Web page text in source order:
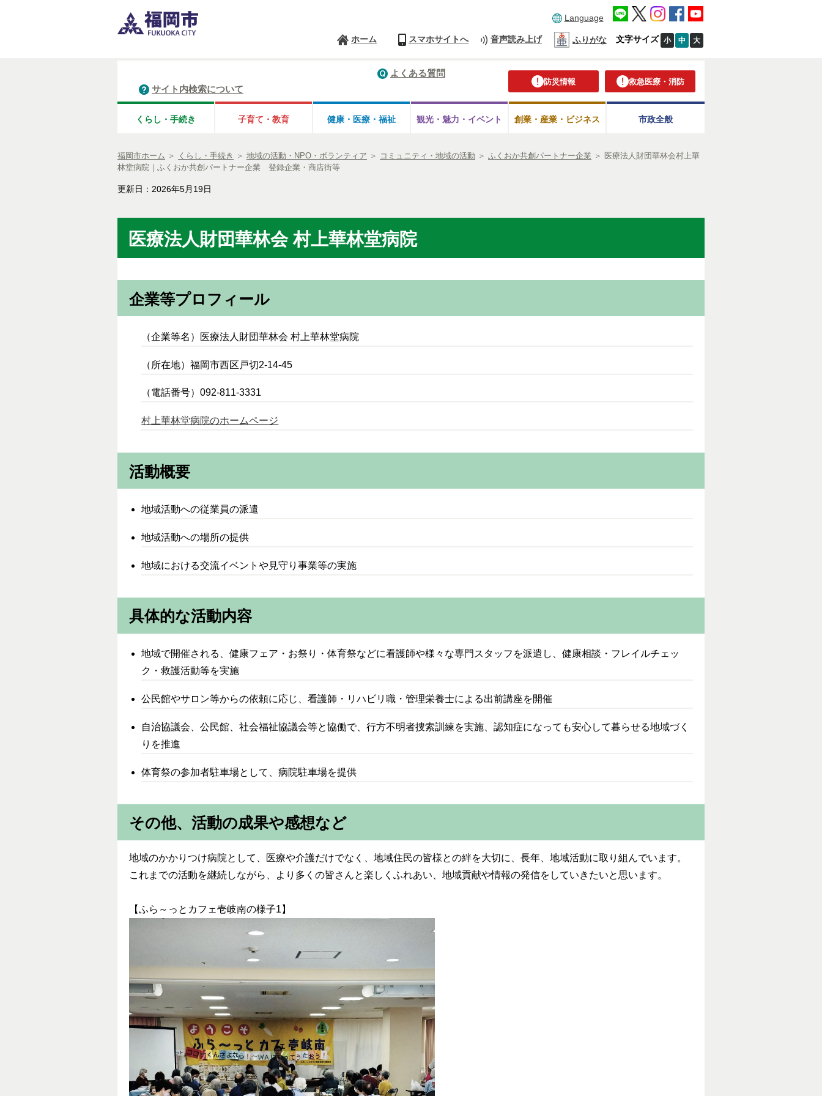
Language
ホーム スマホサイトへ 音声読み上げ ふりがな 文字サイズ 小 中 大
防災情報 救急医療・消防
よくある質問
サイト内検索について
くらし・手続き 子育て・教育 健康・医療・ 福祉 観光・魅力・ イベント 創業・産業・ビジネス 市政全般
福岡市ホーム ＞ くらし・手続き ＞ 地域の活動・NPO・ボランティア ＞ コミュニティ・地域の活動 ＞ ふくおか共創パートナー企業 ＞ 医療法人財団華林会村上華
林堂病院｜ふくおか共創パートナー企業 登録企業・商店街等
更新日：2026年5月19日
医療法人財団華林会 村上華林堂病院
企業等プロフィール
（企業等名）医療法人財団華林会 村上華林堂病院
（所在地）福岡市西区戸切2-14-45
（電話番号）092-811-3331
村上華林堂病院のホームページ
活動概要
地域活動への従業員の派遣
地域活動への場所の提供
地域における交流イベントや見守り事業等の実施
具体的な活動内容
地域で開催される、健康フェア・お祭り・体育祭などに看護師や様々な専門スタッフを派遣し、健康相談・フレイルチェッ
ク・救護活動等を実施
公民館やサロン等からの依頼に応じ、看護師・リハビリ職・管理栄養士による出前講座を開催
自治協議会、公民館、社会福祉協議会等と協働で、行方不明者捜索訓練を実施、認知症になっても安心して暮らせる地域づく
りを推進
体育祭の参加者駐車場として、病院駐車場を提供
その他、活動の成果や感想など
地域のかかりつけ病院として、医療や介護だけでなく、地域住民の皆様との絆を大切に、長年、地域活動に取り組んでいます。
これまでの活動を継続しながら、より多くの皆さんと楽しくふれあい、地域貢献や情報の発信をしていきたいと思います。
【ふら～っとカフェ壱岐南の様子1】